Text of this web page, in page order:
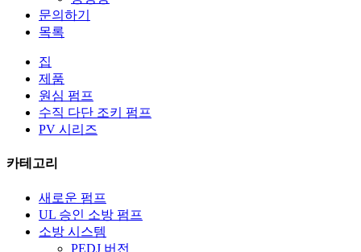
문의하기
목록
집
제품
원심 펌프
수직 다단 조키 펌프
PV 시리즈
카테고리
새로운 펌프
UL 승인 소방 펌프
소방 시스템
PEDJ 버전